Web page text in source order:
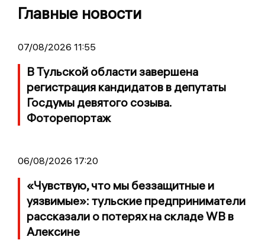
Главные новости
07/08/2026 11:55
В Тульской области завершена
регистрация кандидатов в депутаты
Госдумы девятого созыва.
Фоторепортаж
06/08/2026 17:20
«Чувствую, что мы беззащитные и
уязвимые»: тульские предприниматели
рассказали о потерях на складе WB в
Алексине